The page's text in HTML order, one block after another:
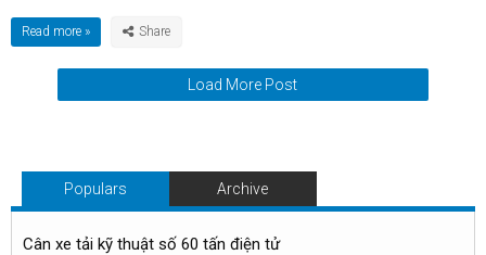
Read more »
Load More Post
Populars Archive
Cân xe tải kỹ thuật số 60 tấn điện tử